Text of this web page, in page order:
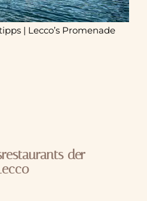
| Lecco’s Promenade
der